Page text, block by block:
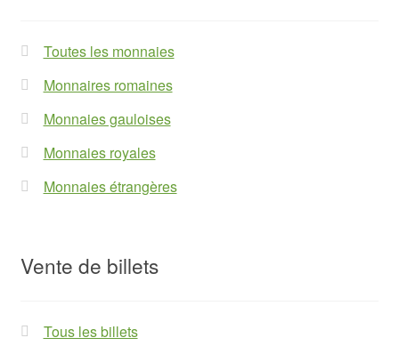
Toutes les monnaies
Monnaires romaines
Monnaies gauloises
Monnaies royales
Monnaies étrangères
Vente de billets
Tous les billets